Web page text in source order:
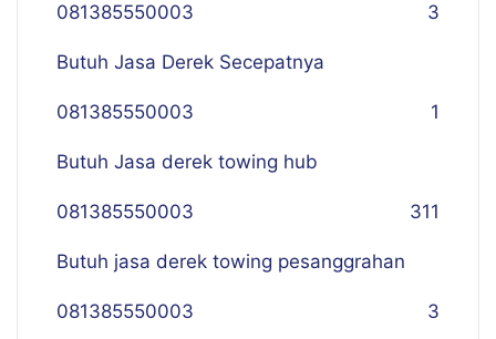
081385550003 3
Butuh Jasa Derek Secepatnya
081385550003 1
Butuh Jasa derek towing hub
081385550003 311
Butuh jasa derek towing pesanggrahan
081385550003 3